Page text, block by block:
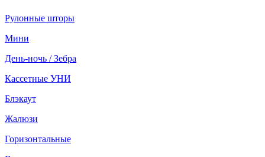
Рулонные шторы
Мини
День-ночь / Зебра
Кассетные УНИ
Блэкаут
Жалюзи
Горизонтальные